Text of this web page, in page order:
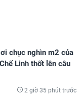
chục nghìn m2 của
Linh thốt lên câu
2 giờ 35 phút trước